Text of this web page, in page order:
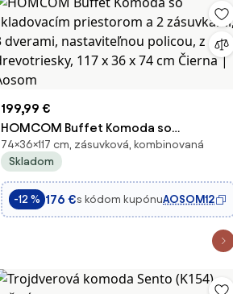
199,99 €
HOMCOM Buffet Komoda so
skladovacím priestorom a 2 zásuvkami,
3 dverami, nastaviteľnou policou, z
drevotriesky, 117 x 36 x 74 cm Čierna |
Aosom
74×36×117 cm, zásuvková, kombinovaná
Skladom
-12 % 176 €s kódom kupónuAOSOM12